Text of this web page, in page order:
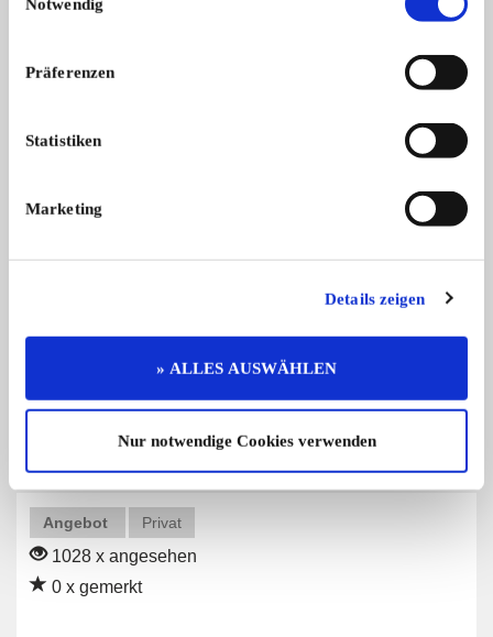
Notwendig
Präferenzen
Statistiken
Marketing
Details zeigen
» ALLES AUSWÄHLEN
Nur notwendige Cookies verwenden
750SS, 900SS (1976-1982)
Farbe/Oberfläche: schwarzHersteller:
120,- €
Siehe Bilder. Keine
Diese Anzeige empfehlen
Angebot Privat
1028 x angesehen
0 x gemerkt